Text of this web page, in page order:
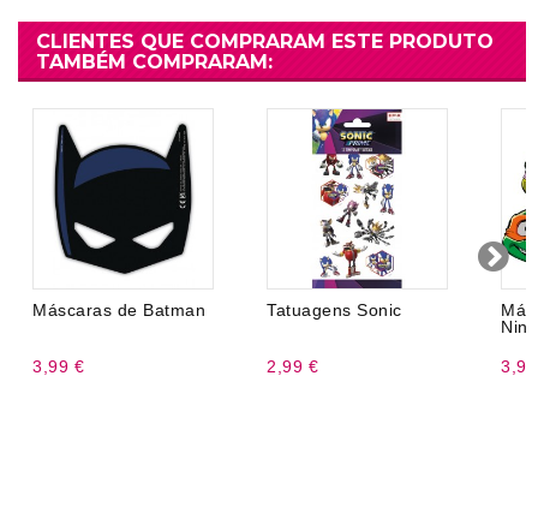
CLIENTES QUE COMPRARAM ESTE PRODUTO
TAMBÉM COMPRARAM:
Máscaras de Batman
3,99 €
Tatuagens Sonic
2,99 €